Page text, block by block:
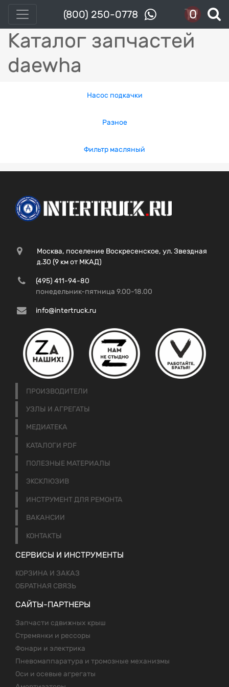
(800) 250-0778 0
Каталог запчастей
daewha
Насос подкачки
Разное
Фильтр масляный
Москва, поселение Воскресенское, ул. Звездная
д.30 (9 км от МКАД)
(495) 411-94-80
понедельник-пятница 9.00-18.00
info@intertruck.ru
ПРОИЗВОДИТЕЛИ
УЗЛЫ И АГРЕГАТЫ
МЕДИАТЕКА
КАТАЛОГИ PDF
ПОЛЕЗНЫЕ МАТЕРИАЛЫ
ЭКСКЛЮЗИВ
ИНСТРУМЕНТ ДЛЯ РЕМОНТА
ВАКАНСИИ
КОНТАКТЫ
СЕРВИСЫ И ИНСТРУМЕНТЫ
КОРЗИНА И ЗАКАЗ
ОБРАТНАЯ СВЯЗЬ
САЙТЫ-ПАРТНЕРЫ
Запчасти сдвижных крыш
Стремянки и рессоры
Фонари и электрика
Пневомаппаратура и тромозные механизмы
Оси и осевые агрегаты